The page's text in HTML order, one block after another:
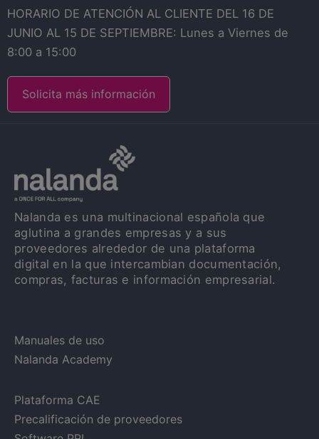
HORARIO DE ATENCIÓN AL CLIENTE DEL 16 DE
JUNIO AL 15 DE SEPTIEMBRE: Lunes a Viernes de
8:00 a 15:00
Solicita más información
Nalanda es una multinacional española que
aglutina a grandes empresas y a sus
proveedores alrededor de una plataforma
digital en la que intercambian documentación,
compras, facturas e información empresarial.
Manuales de uso
Nalanda Academy
Plataforma CAE
Precalificación de proveedores